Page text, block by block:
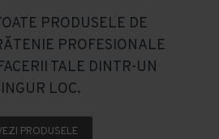
PRODUSELE DE
PROFESIONALE
TALE DINTR-UN
LOC.
PRODUSELE